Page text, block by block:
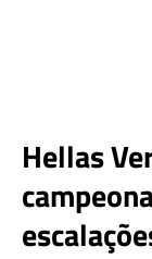
Hellas